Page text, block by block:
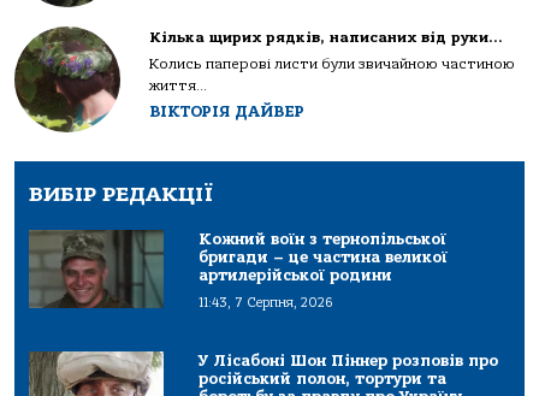
Кілька щирих рядків, написаних від руки…
Колись паперові листи були звичайною частиною
життя...
ВІКТОРІЯ ДАЙВЕР
ВИБІР РЕДАКЦІЇ
Кожний воїн з тернопільської
бригади – це частина великої
артилерійської родини
11:43, 7 Серпня, 2026
У Лісабоні Шон Піннер розповів про
російський полон, тортури та